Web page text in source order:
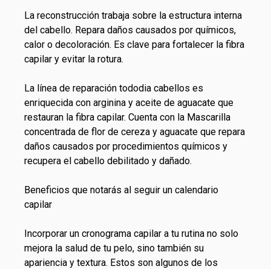
La reconstrucción trabaja sobre la estructura interna
del cabello. Repara daños causados por químicos,
calor o decoloración. Es clave para fortalecer la fibra
capilar y evitar la rotura.
La línea de reparación tododia cabellos es
enriquecida con arginina y aceite de aguacate que
restauran la fibra capilar. Cuenta con la Mascarilla
concentrada de flor de cereza y aguacate que repara
daños causados por procedimientos químicos y
recupera el cabello debilitado y dañado.
Beneficios que notarás al seguir un calendario
capilar
Incorporar un cronograma capilar a tu rutina no solo
mejora la salud de tu pelo, sino también su
apariencia y textura. Estos son algunos de los